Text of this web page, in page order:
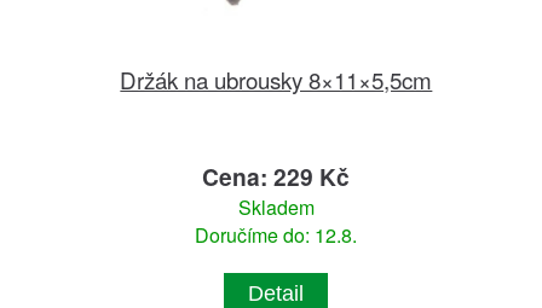
Držák na ubrousky 8×11×5,5cm
Cena: 229 Kč
Skladem
Doručíme do: 12.8.
Detail